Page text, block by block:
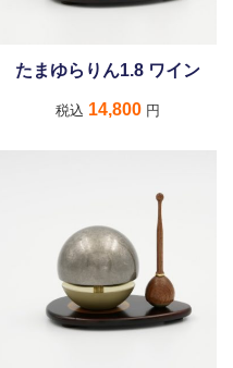
たまゆらりん1.8 ワイン
税込 14,800円